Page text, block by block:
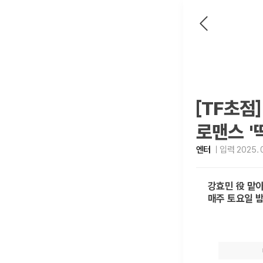
[TF초점
로맨스 '
엔터 입력 2025.
강효민 役 맡
매주 토요일